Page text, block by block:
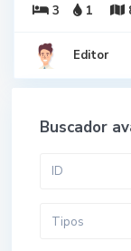
3
1
Editor
Buscador
Tipos